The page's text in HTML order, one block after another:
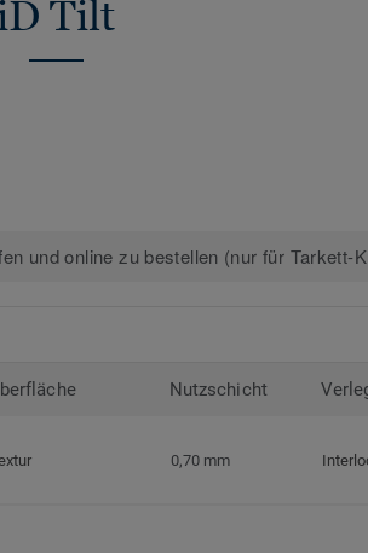
Tilt
und online zu bestellen (nur für Tarkett-
Nutzschicht
0,70 mm